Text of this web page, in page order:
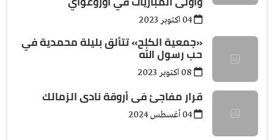
«جمعية الكلح» تتألق بليلة محمدية في
حب رسول الله
قرار مفاجئ فى أروقة نادى الزمالك